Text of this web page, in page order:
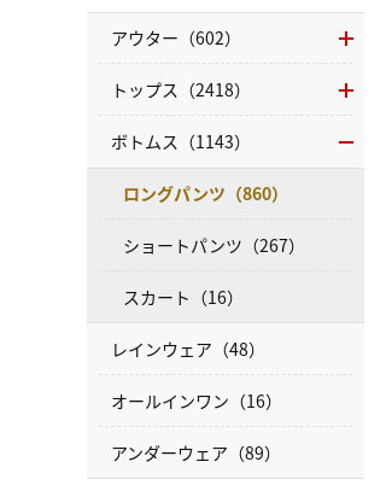
アウター（602）
トップス（2418）
ボトムス（1143）
ロングパンツ（860）
ショートパンツ（267）
スカート（16）
レインウェア（48）
オールインワン（16）
アンダーウェア（89）